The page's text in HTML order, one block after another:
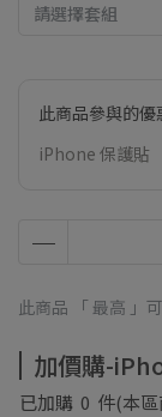
請選擇套組
此商品參與的優
iPhone 保護貼
此商品 「 最高 」
加價購-
已加購 0 件(本